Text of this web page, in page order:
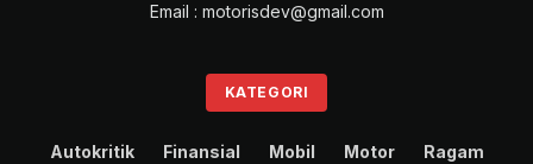
di tiap situasi berkendara.
terdepan yang membuat pengguna bisa
Email : motorisdev@gmail.com
KATEGORI
Autokritik Finansial Mobil Motor Ragam